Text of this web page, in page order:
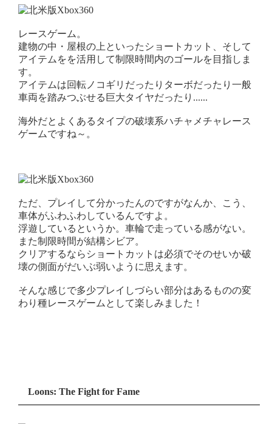
レースゲーム。
建物の中・屋根の上といったショートカット、そして
アイテムをを活用して制限時間内のゴールを目指しま
す。
アイテムは回転ノコギリだったりターボだったり一般
車両を踏みつぶせる巨大タイヤだったり......
海外だとよくあるタイプの破壊系ハチャメチャレース
ゲームですね～。
ただ、プレイして分かったんのですがなんか、こう、
車体がふわふわしているんですよ。
浮遊しているというか。車輪で走っている感がない。
また制限時間が結構シビア。
クリアするならショートカットは必須でそのせいか破
壊の側面がだいぶ弱いように思えます。
そんな感じで多少プレイしづらい部分はあるものの変
わり種レースゲームとして楽しみました！
Loons: The Fight for Fame